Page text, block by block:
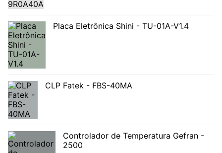
Placa Eletrônica Shini - TU-01A-V1.4
CLP Fatek - FBS-40MA
Controlador de Temperatura Gefran -
2500